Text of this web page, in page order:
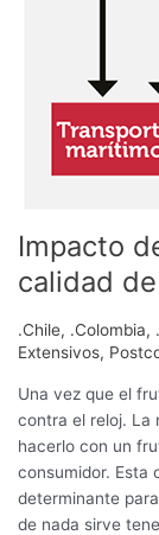
Impacto
calidad
.Chile, .Colombia,
Extensivos,
Una vez que el
contra el reloj. La
hacerlo con un
consumidor. Esta
determinante
de nada sirve